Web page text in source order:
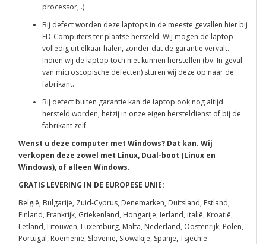
processor,..)
Bij defect worden deze laptops in de meeste gevallen hier bij
FD-Computers ter plaatse hersteld. Wij mogen de laptop
volledig uit elkaar halen, zonder dat de garantie vervalt.
Indien wij de laptop toch niet kunnen herstellen (bv. In geval
van microscopische defecten) sturen wij deze op naar de
fabrikant.
Bij defect buiten garantie kan de laptop ook nog altijd
hersteld worden; hetzij in onze eigen hersteldienst of bij de
fabrikant zelf.
Wenst u deze computer met Windows? Dat kan. Wij
verkopen deze zowel met Linux, Dual-boot (Linux en
Windows), of alleen Windows.
GRATIS LEVERING IN DE EUROPESE UNIE:
België, Bulgarije, Zuid-Cyprus, Denemarken, Duitsland, Estland,
Finland, Frankrijk, Griekenland, Hongarije, Ierland, Italië, Kroatië,
Letland, Litouwen, Luxemburg, Malta, Nederland, Oostenrijk, Polen,
Portugal, Roemenië, Slovenië, Slowakije, Spanje, Tsjechië